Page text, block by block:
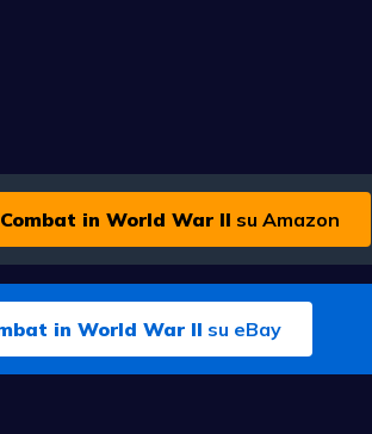
in World War II su Amazon
in World War II su eBay